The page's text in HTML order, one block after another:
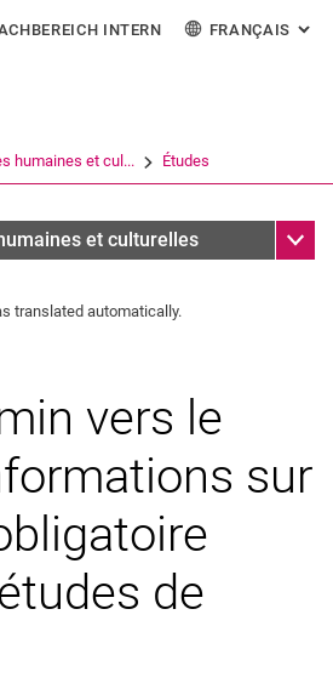
Jump directly to: content
Jump directly to: search
Jump directly to: main
form
(opens an external link in a
INTERN FRANÇAIS :
humaines et cul... Études
et culturelles Sub
translated automatically.
vers le
sur
de